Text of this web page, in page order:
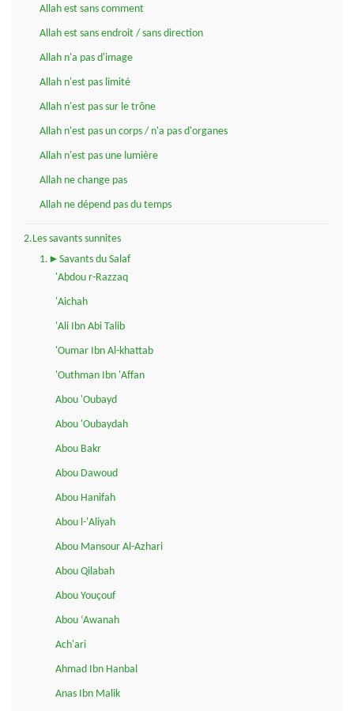
Allah est sans comment
Allah est sans endroit / sans direction
Allah n'a pas d'image
Allah n'est pas limité
Allah n'est pas sur le trône
Allah n'est pas un corps / n'a pas d'organes
Allah n'est pas une lumière
Allah ne change pas
Allah ne dépend pas du temps
2.Les savants sunnites
1.►Savants du Salaf
'Abdou r-Razzaq
'Aichah
'Ali Ibn Abi Talib
'Oumar Ibn Al-khattab
'Outhman Ibn 'Affan
Abou 'Oubayd
Abou 'Oubaydah
Abou Bakr
Abou Dawoud
Abou Hanifah
Abou l-'Aliyah
Abou Mansour Al-Azhari
Abou Qilabah
Abou Youçouf
Abou ‘Awanah
Ach'ari
Ahmad Ibn Hanbal
Anas Ibn Malik